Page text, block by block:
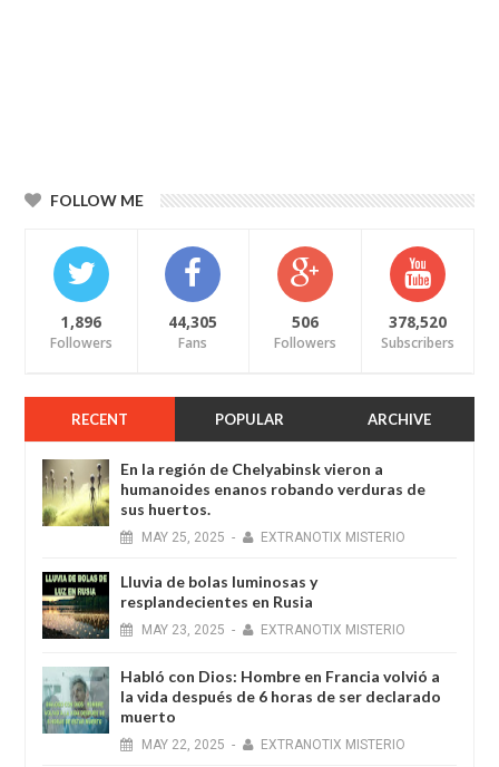
FOLLOW ME
1,896
Followers
44,305
Fans
506
Followers
378,520
Subscribers
RECENT POPULAR ARCHIVE
En la región de Chelyabinsk vieron a
humanoides enanos robando verduras de
sus huertos.
MAY 25, 2025 - EXTRANOTIX MISTERIO
Lluvia de bolas luminosas y
resplandecientes en Rusia
MAY 23, 2025 - EXTRANOTIX MISTERIO
Habló con Dios: Hombre en Francia volvió a
la vida después de 6 horas de ser declarado
muerto
MAY 22, 2025 - EXTRANOTIX MISTERIO